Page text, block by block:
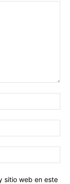
sitio web en este